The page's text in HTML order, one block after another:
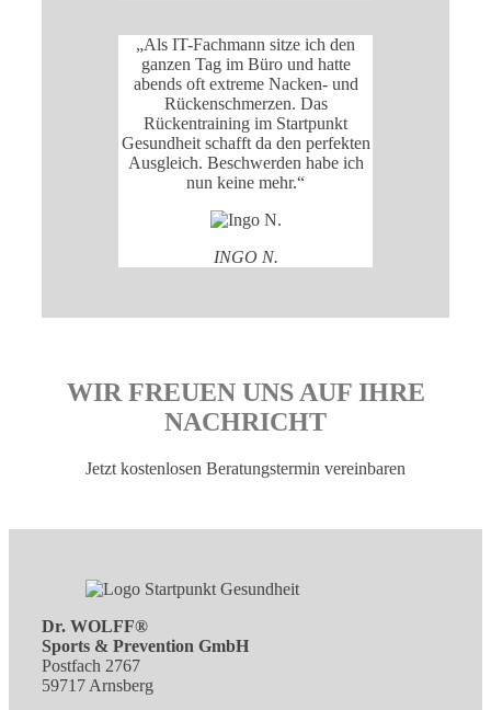
„Als IT-Fachmann sitze ich den
ganzen Tag im Büro und hatte
abends oft extreme Nacken- und
Rückenschmerzen. Das
Rückentraining im Startpunkt
Gesundheit schafft da den perfekten
Ausgleich. Beschwerden habe ich
nun keine mehr.“
INGO N.
WIR FREUEN UNS AUF IHRE
NACHRICHT
Jetzt kostenlosen Beratungstermin vereinbaren
Dr. WOLFF®
Sports & Prevention GmbH
Postfach 2767
59717 Arnsberg